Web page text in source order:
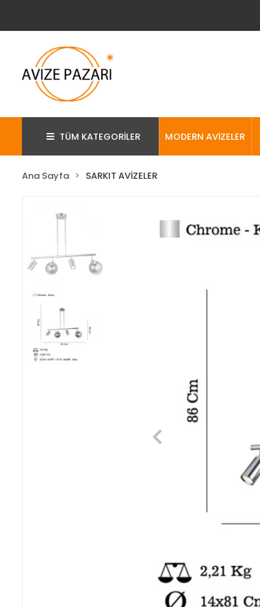
TÜM KATEGORİLER MODERN AVİZELER
Ana Sayfa SARKIT AVİZELER